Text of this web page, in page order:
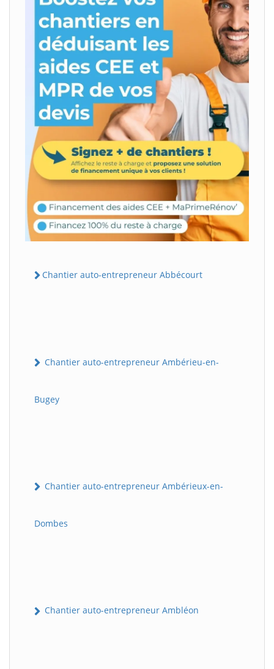
Chantier auto-entrepreneur Abbécourt
Chantier auto-entrepreneur Ambérieu-en-
Bugey
Chantier auto-entrepreneur Ambérieux-en-
Dombes
Chantier auto-entrepreneur Ambléon